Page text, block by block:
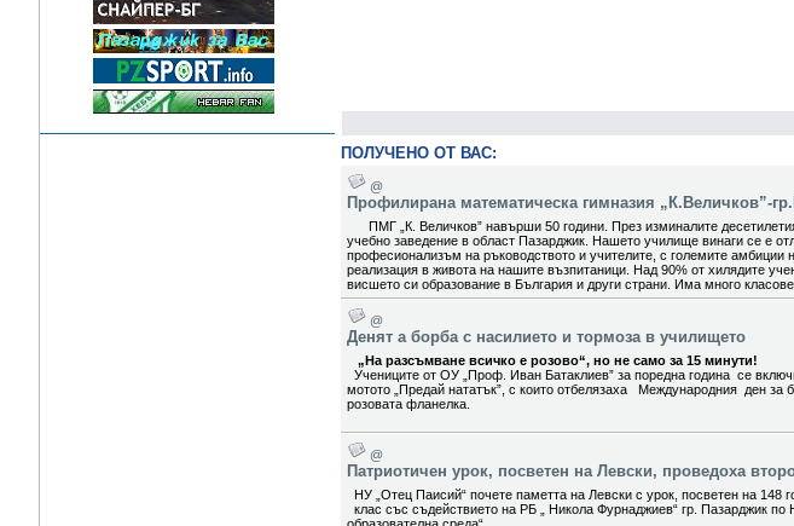
ПОЛУЧЕНО ОТ ВАС:
@
Профилирана математическа гимназия „К.Величков”-
ПМГ „К. Величков” навърши 50 години. През изминалите
учебно заведение в област Пазарджик. Нашето училище винаги се е
професионализъм на ръководството и учителите, с големите
реализация в живота на нашите възпитаници. Над 90% от хилядите
висшето си образование в България и други страни. Има много
@
Денят а борба с насилието и тормоза в училището
„На разсъмване всичко е розово“, но не само за 15 минути!
Учениците от ОУ „Проф. Иван Батаклиев” за поредна година се
мотото „Предай нататък”, с които отбелязаха Международния ден
розовата фланелка.
@
Патриотичен урок, посветен на Левски, проведоха
НУ „Отец Паисий“ почете паметта на Левски с урок, посветен на 148
клас със съдействието на РБ „ Никола Фурнаджиев“ гр. Пазарджик